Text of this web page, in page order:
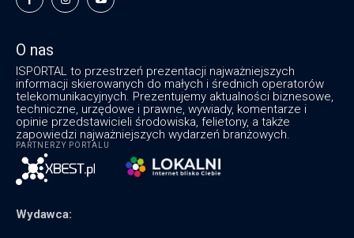
O nas
ISPORTAL to przestrzeń prezentacji najważniejszych
informacji skierowanych do małych i średnich operatorów
telekomunikacyjnych. Prezentujemy aktualności biznesowe,
techniczne, urzędowe i prawne, wywiady, komentarze i
opinie przedstawicieli środowiska, felietony, a także
zapowiedzi najważniejszych wydarzeń branżowych.
PARTNERZY PORTALU
Wydawca: